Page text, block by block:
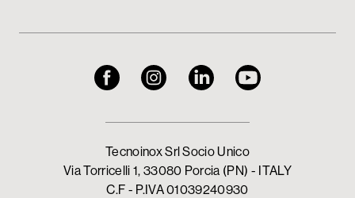
Tecnoinox Srl Socio Unico
Via Torricelli 1, 33080 Porcia (PN) - ITALY
C.F - P.IVA 01039240930